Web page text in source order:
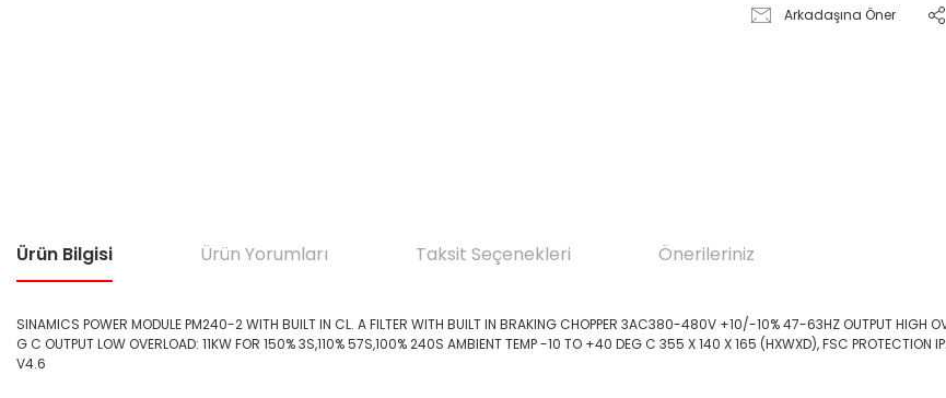
Arkadaşına Öner
Ürün Bilgisi Ürün Yorumları Taksit Seçenekleri Önerileriniz
SINAMICS POWER MODULE PM240-2 WITH BUILT IN CL. A FILTER WITH BUILT IN BRAKING CHOPPER 3AC380-480V +10/-10% 47-63HZ OUTPUT HIGH
G C OUTPUT LOW OVERLOAD: 11KW FOR 150% 3S,110% 57S,100% 240S AMBIENT TEMP -10 TO +40 DEG C 355 X 140 X 165 (HXWXD), FSC PROTECTION
V4.6